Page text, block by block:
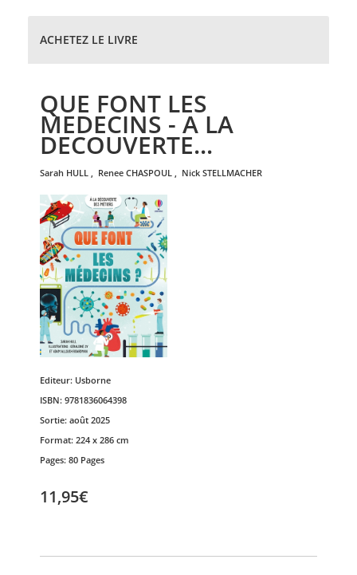
ACHETEZ LE LIVRE
QUE FONT LES
MEDECINS - A LA
DECOUVERTE...
sarah HULL , renee CHASPOUL , nick STELLMACHER
Editeur: Usborne
ISBN: 9781836064398
Sortie: août 2025
Format: 224 x 286 cm
Pages: 80 Pages
11,95€